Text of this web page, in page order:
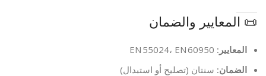
📜 المعايير والضمان
المعايير:
الضمان: سنتان (تصليح أو استبدال)